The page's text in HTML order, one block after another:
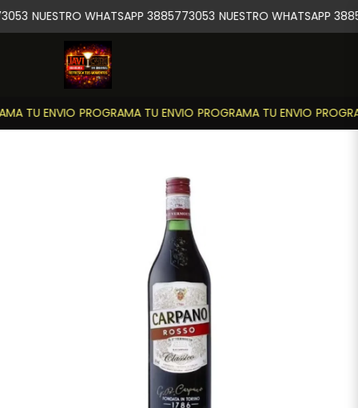
TU ENVIO PROGRAMA TU ENVIO PROGRAMA TU ENVIO
NUESTRO WHATSAPP 3885773053 NUESTRO WHATSAPP